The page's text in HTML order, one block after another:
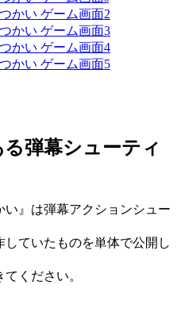
弾幕シューティ
』は弾幕アクションシュー
ていたものを単体で公開し
ください。